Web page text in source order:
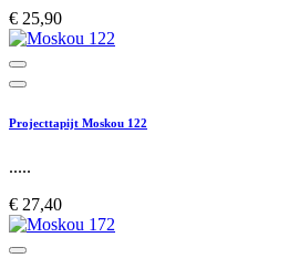
€ 25,90
Projecttapijt Moskou 122
.....
€ 27,40